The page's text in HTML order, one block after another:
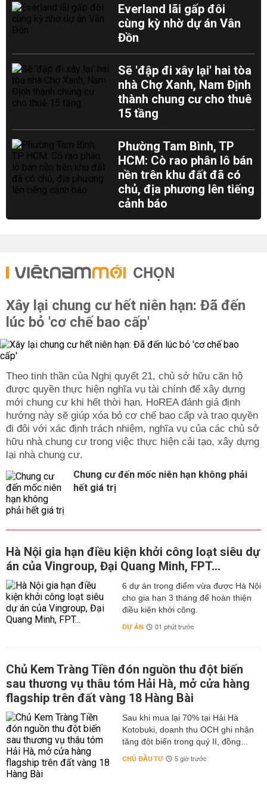
Everland lãi gấp đôi
cùng kỳ nhờ dự án Vân
Đồn
Sẽ 'đập đi xây lại' hai tòa
nhà Chợ Xanh, Nam Định
thành chung cư cho thuê
15 tầng
Phường Tam Bình, TP
HCM: Cò rao phân lô bán
nền trên khu đất đã có
chủ, địa phương lên tiếng
cảnh báo
CHỌN
Xây lại chung cư hết niên hạn: Đã đến
lúc bỏ 'cơ chế bao cấp'
Theo tinh thần của Nghị quyết 21, chủ sở hữu căn hộ
được quyền thực hiện nghĩa vụ tài chính để xây dựng
mới chung cư khi hết thời hạn. HoREA đánh giá định
hướng này sẽ giúp xóa bỏ cơ chế bao cấp và trao quyền
đi đôi với xác định trách nhiệm, nghĩa vụ của các chủ sở
hữu nhà chung cư trong việc thực hiện cải tạo, xây dựng
lại nhà chung cư.
Chung cư đến mốc niên hạn không phải
hết giá trị
Hà Nội gia hạn điều kiện khởi công loạt siêu dự
án của Vingroup, Đại Quang Minh, FPT...
6 dự án trọng điểm vừa được Hà Nội
cho gia hạn 3 tháng để hoàn thiện
điều kiện khởi công.
DỰ ÁN 01 phút trước
Chủ Kem Tràng Tiền đón nguồn thu đột biến
sau thương vụ thâu tóm Hải Hà, mở cửa hàng
flagship trên đất vàng 18 Hàng Bài
Sau khi mua lại 70% tại Hải Hà
Kotobuki, doanh thu OCH ghi nhận
tăng đột biến trong quý II, đồng...
CHỦ ĐẦU TƯ 5 giờ trước